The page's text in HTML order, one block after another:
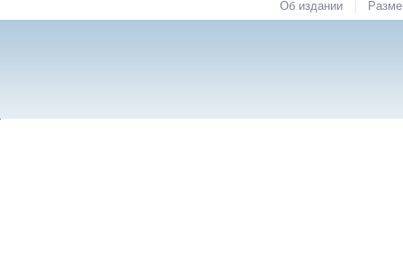
Об издании |